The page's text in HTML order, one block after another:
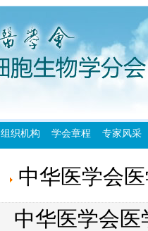
组织机构 学会章程 专家风采
中华医学会
中华医学会